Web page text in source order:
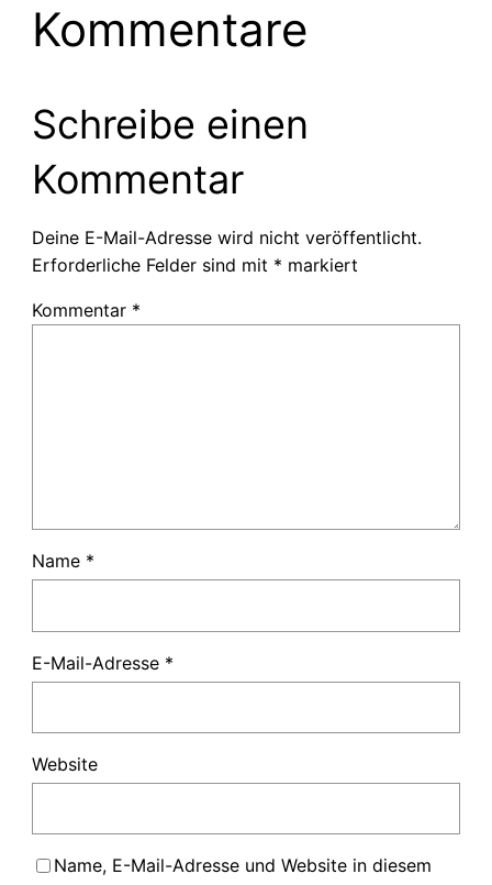
Kommentare
Schreibe einen
Kommentar
Deine E-Mail-Adresse wird nicht veröffentlicht.
Erforderliche Felder sind mit * markiert
Kommentar *
Name *
E-Mail-Adresse *
Website
Name, E-Mail-Adresse und Website in diesem